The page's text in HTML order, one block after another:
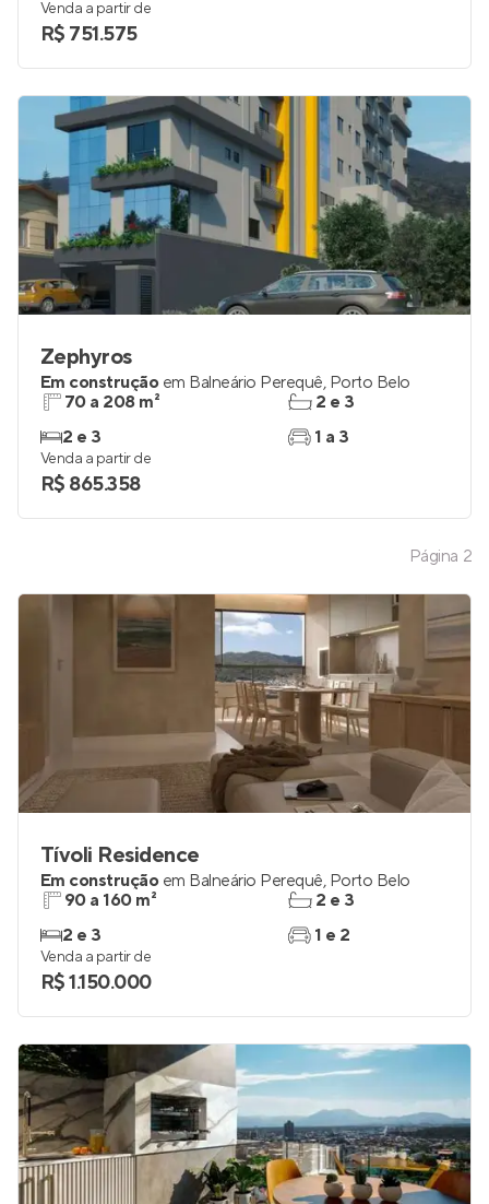
Página 2
Venda a partir de
R$ 751.575
Zephyros
Em construção em Balneário Perequê, Porto Belo
70 a 208 m²
2 e 3
2 e 3
1 a 3
Venda a partir de
R$ 865.358
Tívoli Residence
Em construção em Balneário Perequê, Porto Belo
90 a 160 m²
2 e 3
2 e 3
1 e 2
Venda a partir de
R$ 1.150.000